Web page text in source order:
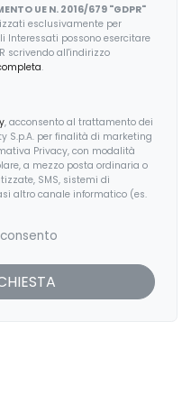
UE N. 2016/679 "GDPR"
esclusivamente per
Interessati possono esercitare
scrivendo all'indirizzo
.
, acconsento al trattamento dei
S.p.A. per finalità di marketing
Privacy, con modalità
a mezzo posta ordinaria o
SMS, sistemi di
altro canale informatico (es.